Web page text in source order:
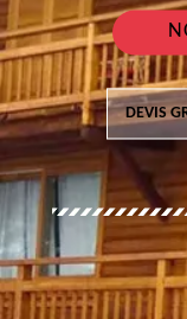
DEVIS